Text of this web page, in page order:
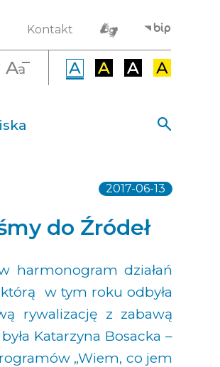
Kontakt
2017-06-13
do Źródeł
harmonogram działań
w tym roku odbyła
rywalizację z zabawą
Katarzyna Bosacka –
„Wiem, co jem